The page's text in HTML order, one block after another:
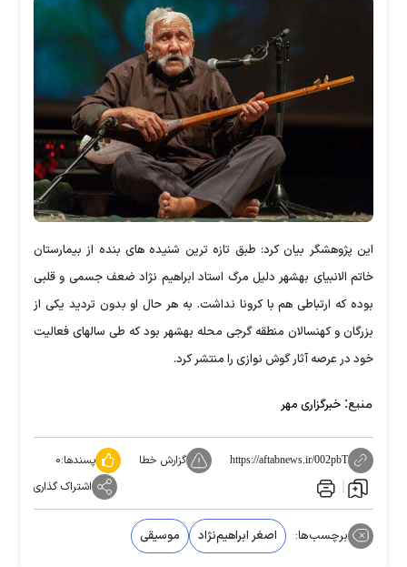
این پژوهشگر بیان کرد: طبق تازه ترین شنیده های بنده از بیمارستان
خاتم الانبیای بهشهر دلیل مرگ استاد ابراهیم نژاد ضعف جسمی و قلبی
بوده که ارتباطی هم با کرونا نداشت. به هر حال او بدون تردید یکی از
بزرگان و کهنسالان منطقه گرجی محله بهشهر بود که طی سالهای فعالیت
خود در عرصه آثار گوش نوازی را منتشر کرد.
منبع: خبرگزاری مهر
https://aftabnews.ir/002pbT گزارش خطا پسندها:۰
اشتراک گذاری
برچسب‌ها: اصغر ابراهیم‌نژاد موسیقی